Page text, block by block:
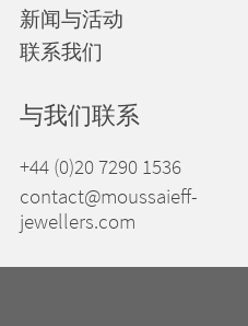
新闻与活动
联系我们
与我们联系
+44 (0)20 7290 1536
contact@moussaieff-
jewellers.com